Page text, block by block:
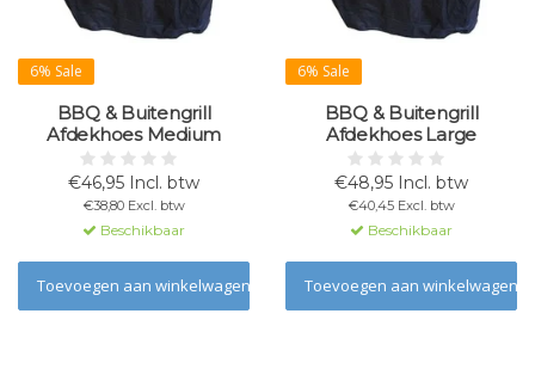
6% Sale
BBQ & Buitengrill
Afdekhoes Medium
€46,95 Incl. btw
€38,80 Excl. btw
Beschikbaar
Toevoegen aan winkelwagen
6% Sale
BBQ & Buitengrill
Afdekhoes Large
€48,95 Incl. btw
€40,45 Excl. btw
Beschikbaar
Toevoegen aan winkelwagen